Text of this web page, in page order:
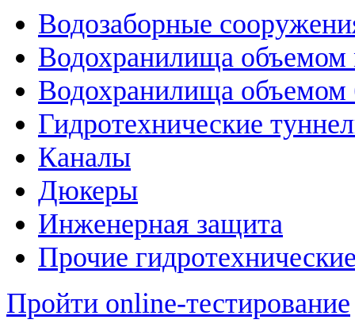
Водозаборные
Водохранилища
Водохранилища объемом
Гидротехнические
Каналы
Дюкеры
Инженерная защита
Прочие
Пройти online-тестирование